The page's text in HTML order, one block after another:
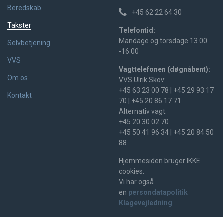
Beredskab
Takster
Selvbetjening
VVS
Om os
Kontakt
+45 62 22 64 30
Telefontid:
Mandage og torsdage 13.00
-16.00
Vagttelefonen (døgnåbent):
VVS Ulrik Skov:
+45 63 23 00 78 | +45 29 93 17
70 | +45 20 86 17 71
Alternativ vagt:
+45 20 30 02 70
+45 50 41 96 34 | +45 20 84 50
88
Hjemmesiden bruger IKKE
cookies.
Vi har også
en persondatapolitik
Klagevejledning